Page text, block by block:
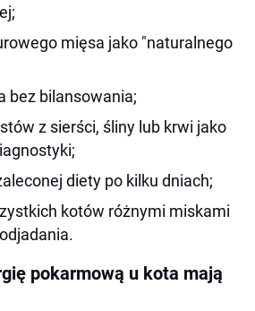
mięsa jako "naturalnego
bez bilansowania;
z sierści, śliny lub krwi jako
diety po kilku dniach;
kotów różnymi miskami
pokarmową u kota mają